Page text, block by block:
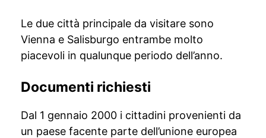
Le due città principale da visitare sono
Vienna e Salisburgo entrambe molto
piacevoli in qualunque periodo dell’anno.
Documenti richiesti
Dal 1 gennaio 2000 i cittadini provenienti da
un paese facente parte dell’unione europea